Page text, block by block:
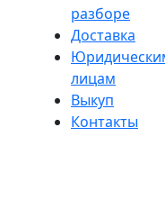
разборе
Доставка
лицам
Выкуп
Контакты